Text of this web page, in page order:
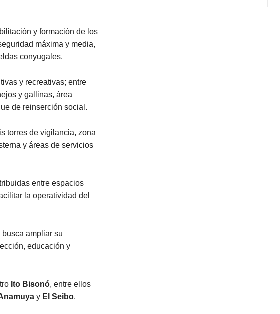
y formación de los
máxima y media,
conyugales.
y recreativas; entre
y gallinas, área
de reinserción social.
torres de vigilancia, zona
y áreas de servicios
entre espacios
la operatividad del
ampliar su
educación y
Ito Bisonó, entre ellos
y El Seibo.